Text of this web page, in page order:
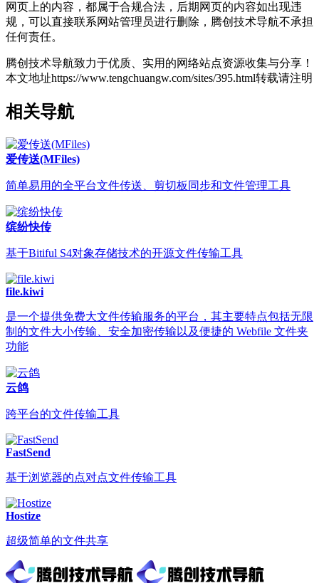
网页上的内容，都属于合规合法，后期网页的内容如出现违
规，可以直接联系网站管理员进行删除，腾创技术导航不承担
任何责任。
腾创技术导航致力于优质、实用的网络站点资源收集与分享！
本文地址https://www.tengchuangw.com/sites/395.html转载请注明
相关导航
爱传送(MFiles)
简单易用的全平台文件传送、剪切板同步和文件管理工具
缤纷快传
基于Bitiful S4对象存储技术的开源文件传输工具
file.kiwi
是一个提供免费大文件传输服务的平台，其主要特点包括无限
制的文件大小传输、安全加密传输以及便捷的 Webfile 文件夹
功能
云鸽
跨平台的文件传输工具
FastSend
基于浏览器的点对点文件传输工具
Hostize
超级简单的文件共享